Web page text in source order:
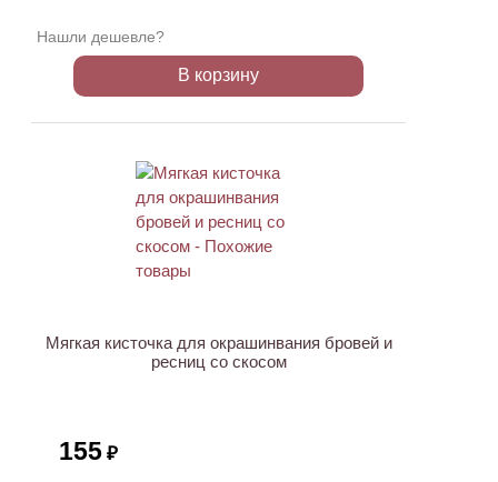
Нашли дешевле?
В корзину
Мягкая кисточка для окрашинвания бровей и
ресниц со скосом
155 ₽